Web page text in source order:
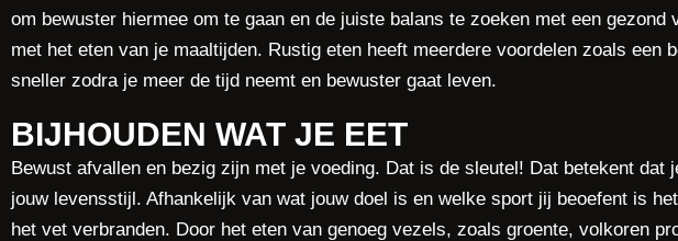
om bewuster hiermee om te gaan en de juiste balans te zoeken met een
met het eten van je maaltijden. Rustig eten heeft meerdere voordelen zoals
sneller zodra je meer de tijd neemt en bewuster gaat leven.
BIJHOUDEN WAT JE EET
Bewust afvallen en bezig zijn met je voeding. Dat is de sleutel! Dat betekent
jouw levensstijl. Afhankelijk van wat jouw doel is en welke sport jij beoefent is
het vet verbranden. Door het eten van genoeg vezels, zoals groente, volkoren